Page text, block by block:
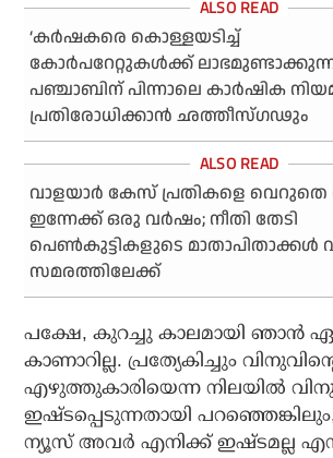
‘കര്‍ഷകരെ കൊള്ളയടിച്ച്
കോര്‍പറേറ്റുകള്‍ക്ക്
പഞ്ചാബിന് പിന്നാലെ കാര്‍ഷിക
പ്രതിരോധിക്കാന്‍ ഛത്തീസ്ഗഢും
വാളയാര്‍ കേസ് പ്രതികളെ വെറുതെ
ഇന്നേക്ക് ഒരു വര്‍ഷം; നീതി തേടി
പെണ്‍കുട്ടികളുടെ മാതാപിതാക്കള്‍
സമരത്തിലേക്ക്
പക്ഷേ, കുറച്ചു കാലമായി ഞാന്‍
കാണാറില്ല. പ്രത്യേകിച്ചും
എഴുത്തുകാരിയെന്ന നിലയില്‍
ഇഷ്ടപ്പെടുന്നതായി
ന്യൂസ് അവര്‍ എനിക്ക് ഇഷ്ടമല്ല